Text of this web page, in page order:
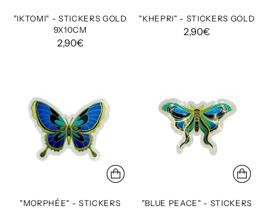
"IKTOMI" - STICKERS GOLD
9X10CM
2,90€
"KHEPRI" - STICKERS GOLD
2,90€
"MORPHÉE" - STICKERS
"BLUE PEACE" - STICKERS